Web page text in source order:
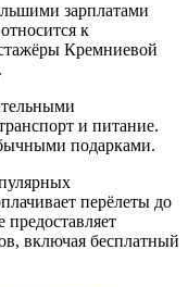
зарплатами
к
Кремниевой
и питание.
подарками.
перёлеты до
включая бесплатный